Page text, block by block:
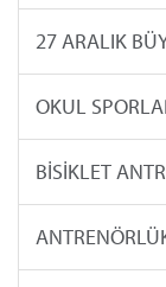
27 ARALIK
OKUL
BİSİKLET